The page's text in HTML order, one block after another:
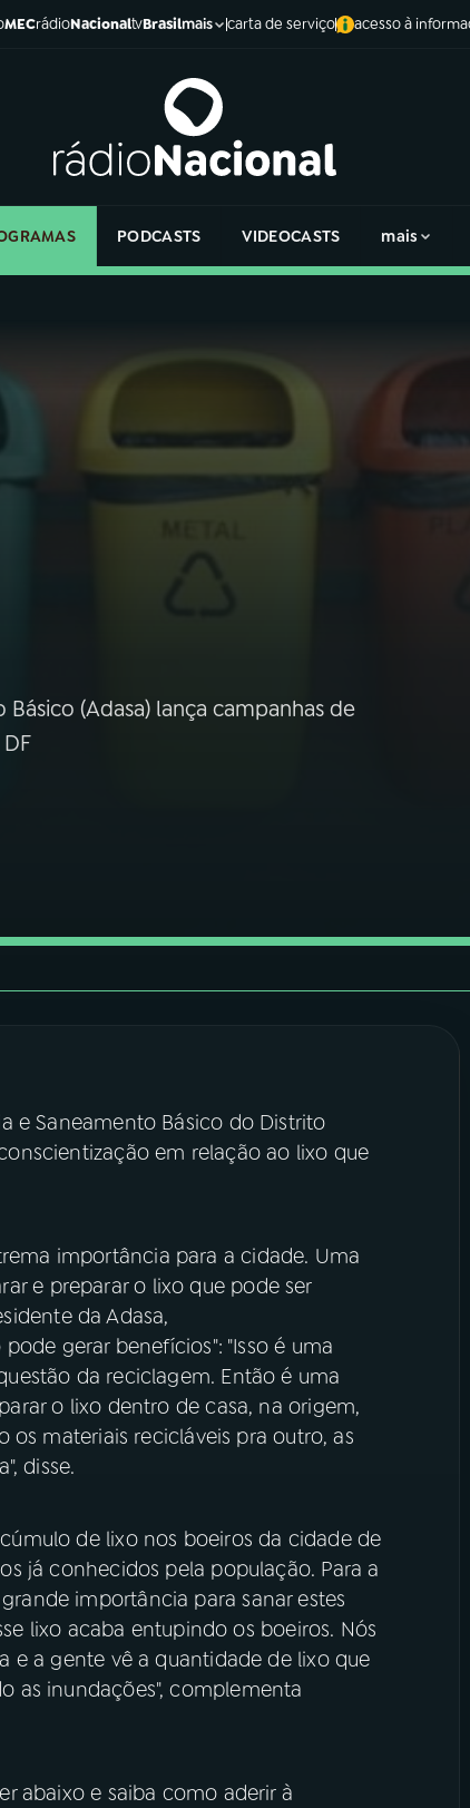
MECrádioNacionaltvBrasilmais carta de serviço acesso à
PODCASTS VIDEOCASTS mais
(Adasa) lança campanhas de
e Saneamento Básico do Distrito
em relação ao lixo que
importância para a cidade. Uma
e preparar o lixo que pode ser
da Adasa,
gerar benefícios": "Isso é uma
da reciclagem. Então é uma
o lixo dentro de casa, na origem,
materiais recicláveis pra outro, as
disse.
de lixo nos boeiros da cidade de
já conhecidos pela população. Para a
importância para sanar estes
lixo acaba entupindo os boeiros. Nós
e a gente vê a quantidade de lixo que
as inundações", complementa
abaixo e saiba como aderir à